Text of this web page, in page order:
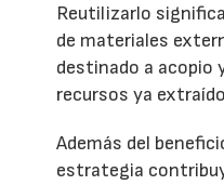
Reutilizarlo
de materiales
destinado a acopio
recursos ya
Además del
estrategia